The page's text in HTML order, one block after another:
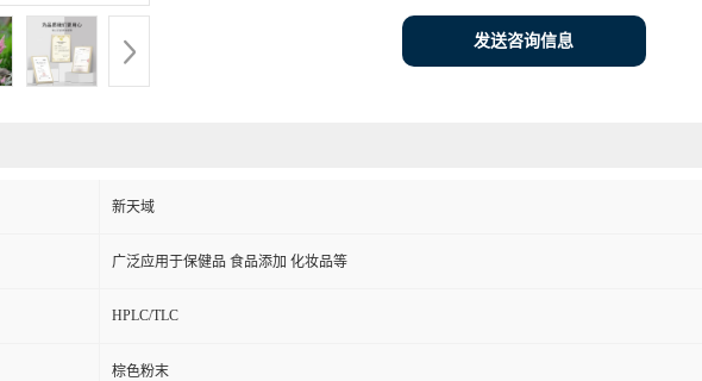
发送咨询信息
新天域
广泛应用于保健品 食品添加 化妆品等
HPLC/TLC
棕色粉末